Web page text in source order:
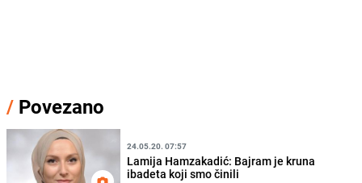
/ Povezano
24.05.20. 07:57
Lamija Hamzakadić: Bajram je kruna
ibadeta koji smo činili